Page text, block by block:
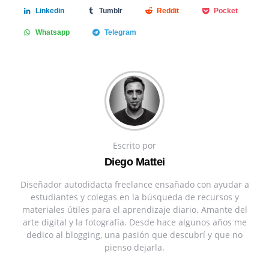
Linkedin Tumblr Reddit Pocket
Whatsapp Telegram
Escrito por
Diego Mattei
Diseñador autodidacta freelance ensañado con ayudar a
estudiantes y colegas en la búsqueda de recursos y
materiales útiles para el aprendizaje diario. Amante del
arte digital y la fotografía. Desde hace algunos años me
dedico al blogging, una pasión que descubrí y que no
pienso dejarla.